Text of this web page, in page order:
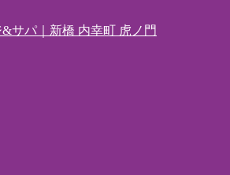
サパ｜新橋 内幸町 虎ノ門